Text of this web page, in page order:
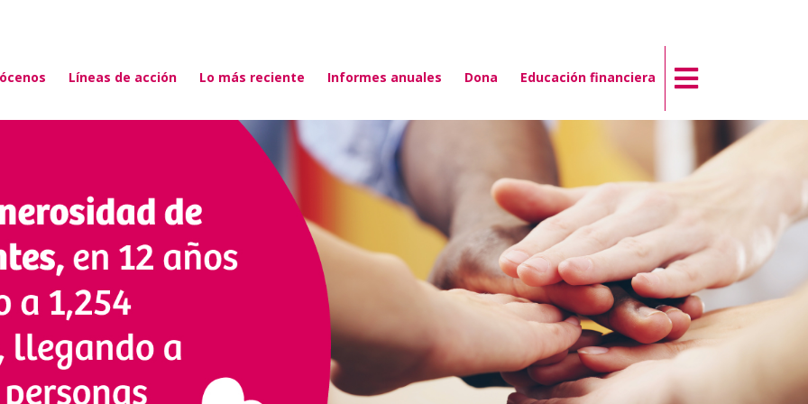
Líneas de acción Lo más reciente Informes anuales Dona Educación financiera